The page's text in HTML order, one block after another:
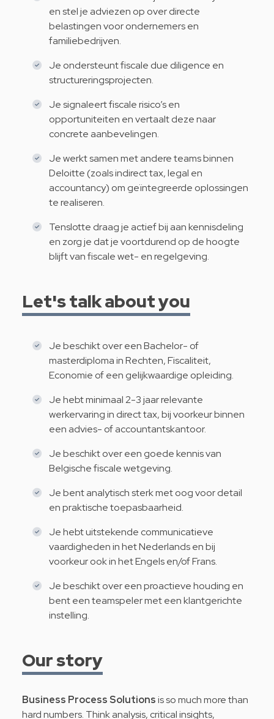
en stel je adviezen op over directe
belastingen voor ondernemers en
familiebedrijven.
Je ondersteunt fiscale due diligence en
structureringsprojecten.
Je signaleert fiscale risico’s en
opportuniteiten en vertaalt deze naar
concrete aanbevelingen.
Je werkt samen met andere teams binnen
Deloitte (zoals indirect tax, legal en
accountancy) om geïntegreerde oplossingen
te realiseren.
Tenslotte draag je actief bij aan kennisdeling
en zorg je dat je voortdurend op de hoogte
blijft van fiscale wet- en regelgeving.
Let's talk about you
Je beschikt over een Bachelor- of
masterdiploma in Rechten, Fiscaliteit,
Economie of een gelijkwaardige opleiding.
Je hebt minimaal 2-3 jaar relevante
werkervaring in direct tax, bij voorkeur binnen
een advies- of accountantskantoor.
Je beschikt over een goede kennis van
Belgische fiscale wetgeving.
Je bent analytisch sterk met oog voor detail
en praktische toepasbaarheid.
Je hebt uitstekende communicatieve
vaardigheden in het Nederlands en bij
voorkeur ook in het Engels en/of Frans.
Je beschikt over een proactieve houding en
bent een teamspeler met een klantgerichte
instelling.
Our story
Business Process Solutionsis so much more than
hard numbers. Think analysis, critical insights,